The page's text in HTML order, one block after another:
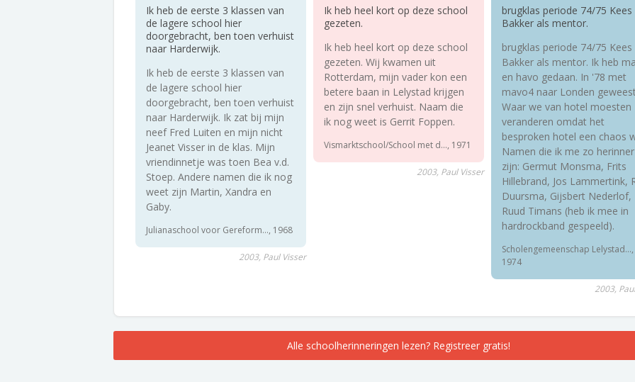
Ik heb de eerste 3 klassen van
de lagere school hier
doorgebracht, ben toen verhuist
naar Harderwijk.
Ik heb de eerste 3 klassen van
de lagere school hier
doorgebracht, ben toen verhuist
naar Harderwijk. Ik zat bij mijn
neef Fred Luiten en mijn nicht
Jeanet Visser in de klas. Mijn
vriendinnetje was toen Bea v.d.
Stoep. Andere namen die ik nog
weet zijn Martin, Xandra en
Gaby.
Julianaschool voor Gereform..., 1968
2003, Paul Visser
Ik heb heel kort op deze school
gezeten.
Ik heb heel kort op deze school
gezeten. Wij kwamen uit
Rotterdam, mijn vader kon een
betere baan in Lelystad krijgen
en zijn snel verhuist. Naam die
ik nog weet is Gerrit Foppen.
Vismarktschool/School met d..., 1971
2003, Paul Visser
brugklas periode 74/75 Kees
Bakker als mentor.
brugklas periode 74/75 Kees
Bakker als mentor. Ik heb
en havo gedaan. In '78 met
mavo4 naar Londen
Waar we van hotel moesten
veranderen omdat het
besproken hotel een chaos
Namen die ik me zo herinner
zijn: Germut Monsma, Frits
Hillebrand, Jos Lammertink,
Duursma, Gijsbert Nederlof,
Ruud Timans (heb ik mee in
hardrockband gespeeld).
Scholengemeenschap Lelystad...,
1974
2003,
Alle schoolherinneringen lezen? Registreer gratis!